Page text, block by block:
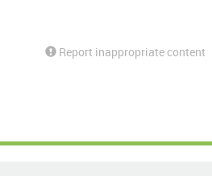
Report inappropriate content